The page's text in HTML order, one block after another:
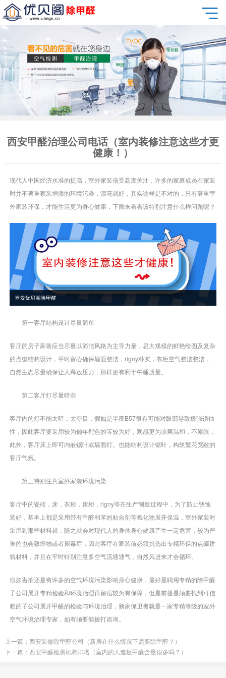
西安甲醛治理公司电话（室内装修注意这些才更
健康！）
现代人中国经济水准的提高，室外家装倍受高度关注，许多的家庭成员在家装
时并不著重家装增添的环境污染，漂亮就好，其实这样是不对的，只有著重室
外家装环保，才能生活更为身心健康，下面来看看该特别注意什么样问题呢？
第一客厅结构设计尽量简单
客厅的房子家装应当尽量以简洁风格为主导力量，忌大规模的鲜艳绘图及复杂
的点缀结构设计，平时留心确保墙面整洁，rigny朴实，衣柜空气整洁整洁，
自然生态尽量确保让人释放压力，那样更有利于午睡质量。
第二客厅灯尽量暗些
客厅内的灯不能太暗，太夺目，假如是半夜B57很有可能对眼部导致极强锈蚀
性，因此客厅要采用较为偏年配色的等较为好，观感更为凉爽温和，不累眼，
此外，客厅床上即可内嵌锯叶或墙面灯。也能结构设计锯叶，构筑繁花宽敞的
客厅气氛。
第三特别注意室外家装环境污染
客厅中的瓷砖，床，衣柜，床柜，rigny等在生产制造过程中，为了防止锈蚀
装好，基本上都是采用带有甲醛和苯的粘合剂等氧化物展开保温，室外家装时
采用到那些材料就，随之就会对现代人的身体身心健康产生一定危害，较为严
重的也会致癌物或者尿毒症，因此客厅在家装前必须挑选出专精环保的点缀建
筑材料，并且在平时特别注意多空气流通通气，自然风进来才会循环。
假如害怕还是有许多的空气环境污染影响身心健康，最好是聘用专精的除甲醛
子公司展开专精检验和环境治理再留宿较为有保障，但是前提是须要找到可信
赖的子公司展开甲醛的检验与环境治理，新家保卫者就是一家专精等级的室外
空气环境治理专家，如有须要能拨打咨询。
上一篇： 西安装修除甲醛公司（新房在什么情况下需要除甲醛？）
下一篇： 西安甲醛检测机构排名（室内的人造板甲醛含量很多吗？）